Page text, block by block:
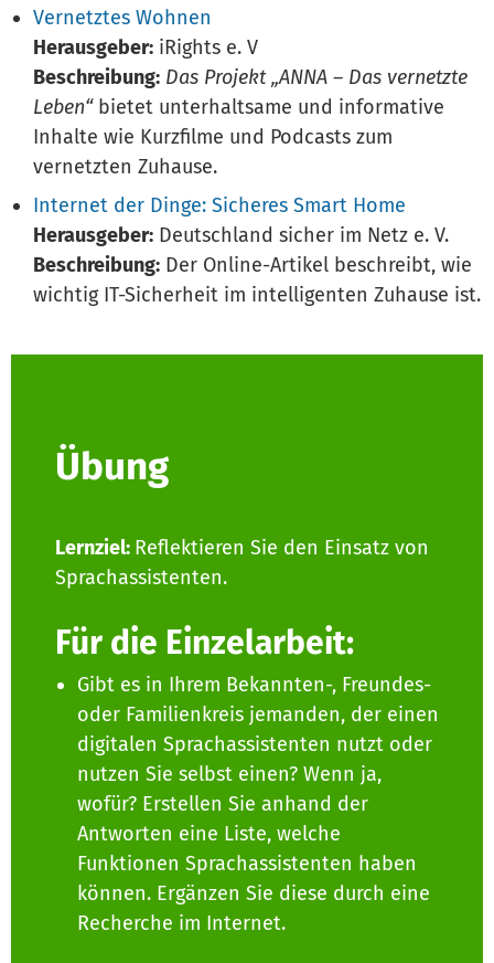
Vernetztes Wohnen
Herausgeber: iRights e. V
Beschreibung: Das Projekt „ANNA – Das vernetzte
Leben“ bietet unterhaltsame und informative
Inhalte wie Kurzfilme und Podcasts zum
vernetzten Zuhause.
Internet der Dinge: Sicheres Smart Home
Herausgeber: Deutschland sicher im Netz e. V.
Beschreibung: Der Online-Artikel beschreibt, wie
wichtig IT-Sicherheit im intelligenten Zuhause ist.
Übung
Lernziel: Reflektieren Sie den Einsatz von
Sprachassistenten.
Für die Einzelarbeit:
Gibt es in Ihrem Bekannten-, Freundes-
oder Familienkreis jemanden, der einen
digitalen Sprachassistenten nutzt oder
nutzen Sie selbst einen? Wenn ja,
wofür? Erstellen Sie anhand der
Antworten eine Liste, welche
Funktionen Sprachassistenten haben
können. Ergänzen Sie diese durch eine
Recherche im Internet.